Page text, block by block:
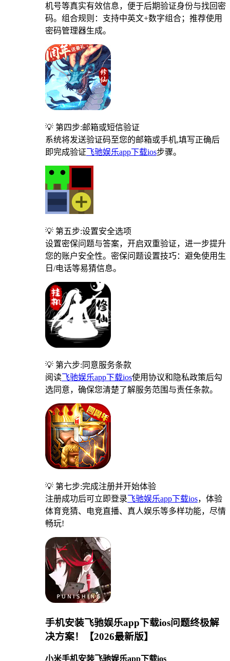
机号等真实有效信息，便于后期验证身份与找回密
码。组合规则：支持中英文+数字组合；推荐使用
密码管理器生成。
💡 第四步:邮箱或短信验证
系统将发送验证码至您的邮箱或手机,填写正确后
即完成验证飞驰娱乐app下载ios步骤。
💡 第五步:设置安全选项
设置密保问题与答案，开启双重验证，进一步提升
您的账户安全性。密保问题设置技巧：避免使用生
日/电话等易猜信息。
💡 第六步:同意服务条款
阅读飞驰娱乐app下载ios使用协议和隐私政策后勾
选同意，确保您清楚了解服务范围与责任条款。
💡 第七步:完成注册并开始体验
注册成功后可立即登录飞驰娱乐app下载ios，体验
体育竞猜、电竞直播、真人娱乐等多样功能，尽情
畅玩!
手机安装飞驰娱乐app下载ios问题终极解
决方案！【2026最新版】
小米手机安装飞驰娱乐app下载ios